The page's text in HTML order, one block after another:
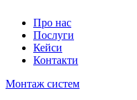
Про нас
Послуги
Кейси
Контакти
Монтаж систем